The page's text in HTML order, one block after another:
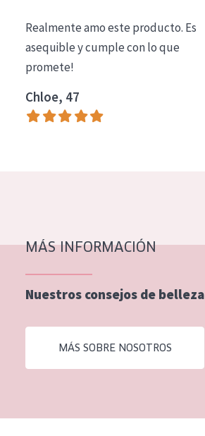
Essentials
Lift+
Expert
Piel madura
Piel menopáusica
EDAD
Realmente amo este producto. Es
asequible y cumple con lo que
promete!
Chloe, 47
MÁS INFORMACIÓN
Nuestros consejos de belleza
MÁS SOBRE NOSOTROS